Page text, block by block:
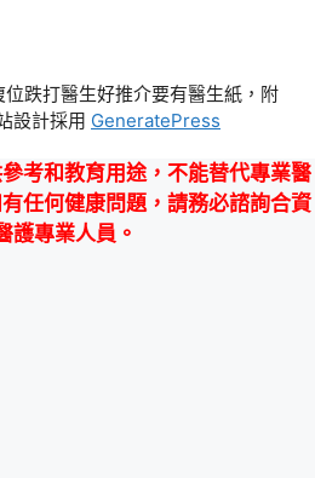
跌打醫生好推介要有醫生紙，附
設計採用 GeneratePress
參考和教育用途，不能替代專業醫
任何健康問題，請務必諮詢合資
護專業人員。